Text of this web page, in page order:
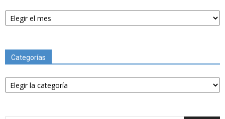
Archivos
Categorías
Categorías